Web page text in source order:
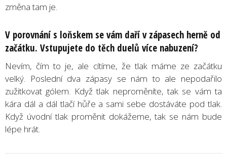
změna tam je.
V porovnání s loňskem se vám daří v zápasech herně od
začátku. Vstupujete do těch duelů více nabuzení?
Nevím, čím to je, ale cítíme, že tlak máme ze začátku
velký. Poslední dva zápasy se nám to ale nepodařilo
zužitkovat gólem. Když tlak neproměníte, tak se vám ta
kára dál a dál tlačí hůře a sami sebe dostáváte pod tlak.
Když úvodní tlak proměnit dokážeme, tak se nám bude
lépe hrát.